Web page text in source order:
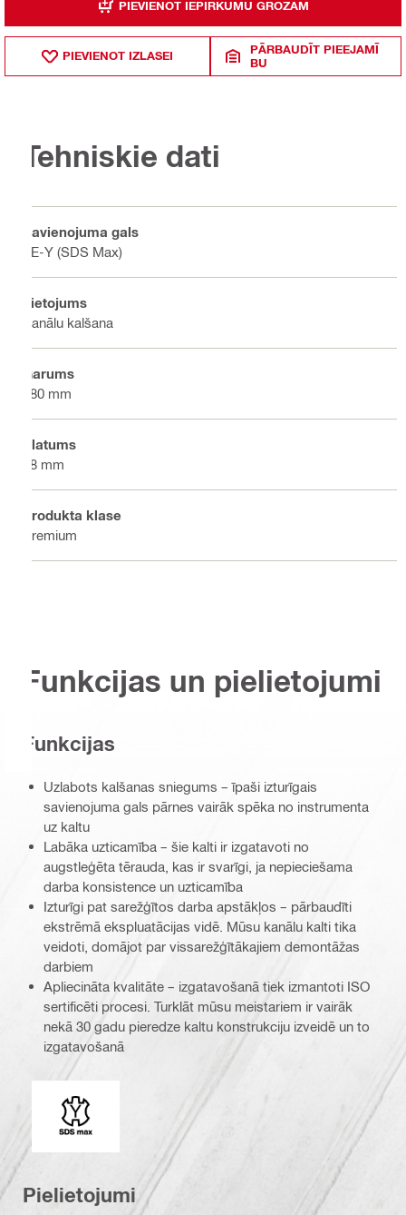
PIEVIENOT IEPIRKUMU GROZAM
PIEVIENOT IZLASEI
PĀRBAUDĪT PIEEJAMĪ
BU
Tehniskie dati
Savienojuma gals
TE-Y (SDS Max)
Lietojums
Kanālu kalšana
Garums
280 mm
Platums
28 mm
Produkta klase
Premium
Funkcijas un pielietojumi
Funkcijas
Uzlabots kalšanas sniegums – īpaši izturīgais
savienojuma gals pārnes vairāk spēka no instrumenta
uz kaltu
Labāka uzticamība – šie kalti ir izgatavoti no
augstleģēta tērauda, kas ir svarīgi, ja nepieciešama
darba konsistence un uzticamība
Izturīgi pat sarežģītos darba apstākļos – pārbaudīti
ekstrēmā ekspluatācijas vidē. Mūsu kanālu kalti tika
veidoti, domājot par vissarežģītākajiem demontāžas
darbiem
Apliecināta kvalitāte – izgatavošanā tiek izmantoti ISO
sertificēti procesi. Turklāt mūsu meistariem ir vairāk
nekā 30 gadu pieredze kaltu konstrukciju izveidē un to
izgatavošanā
Savienojuma gals
Pielietojumi